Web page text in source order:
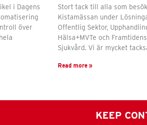
i Dagens
över
Stort tack till alla som
Kistamässan under
Offentlig Sektor,
Hälsa+MVTe och
Sjukvård. Vi är mycket
Read more »
KEEP